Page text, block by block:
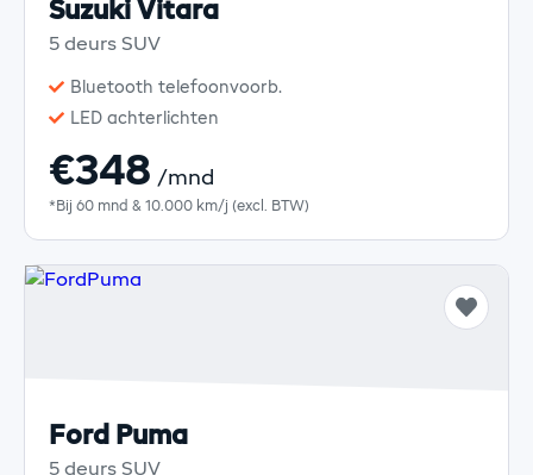
Suzuki Vitara
5 deurs SUV
Bluetooth telefoonvoorb.
LED achterlichten
€348 /mnd
*Bij 60 mnd & 10.000 km/j (excl. BTW)
Ford Puma
5 deurs SUV